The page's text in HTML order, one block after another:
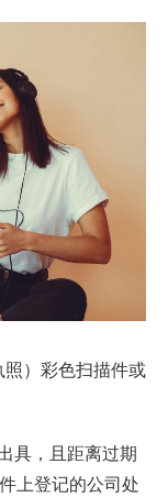
照）彩色扫描件或
具，且距离过期
上登记的公司处